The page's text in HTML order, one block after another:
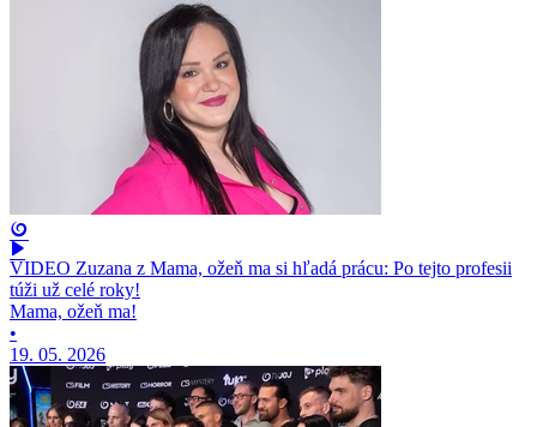
VIDEO Zuzana z Mama, ožeň ma si hľadá prácu: Po tejto profesii
túži už celé roky!
Mama, ožeň ma!
•
19. 05. 2026